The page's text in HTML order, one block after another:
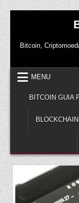
Skip
to
content
Bitcoin,
MENU
BITCOIN GUIA
BLOCKCHAIN